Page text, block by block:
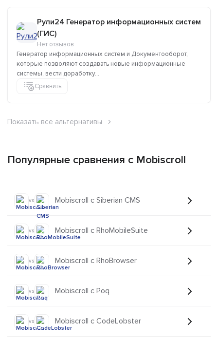
Рули24 Генератор информационных систем
(ГИС)
Нет отзывов
Генератор информационных систем и Документооборот,
которые позволяют создавать новые информационные
системы, вести доработку...
Сравнить
Показать все альтернативы
Популярные сравнения с Mobiscroll
vs Mobiscroll с Siberian CMS
vs Mobiscroll с RhoMobileSuite
vs Mobiscroll с RhoBrowser
vs Mobiscroll с Poq
vs Mobiscroll с CodeLobster